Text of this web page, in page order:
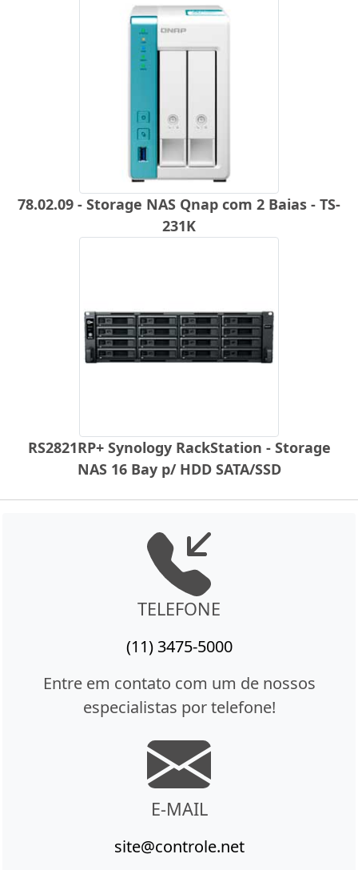
78.02.09 - Storage NAS Qnap com 2 Baias - TS-
231K
RS2821RP+ Synology RackStation - Storage
NAS 16 Bay p/ HDD SATA/SSD
TELEFONE
(11) 3475-5000
Entre em contato com um de nossos
especialistas por telefone!
E-MAIL
site@controle.net